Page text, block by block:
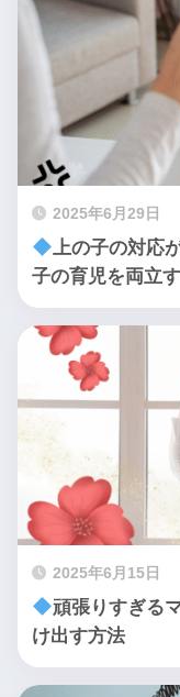
2025年6月29日
上の子の対応
子の育児を両立
2025年6月15日
頑張りすぎる
け出す方法